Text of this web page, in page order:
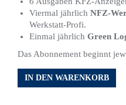
Viermal jährlich NFZ-
Werkstatt-Profi.
Einmal jährlich Green
Das Abonnement beginnt
IN DEN WARENKORB